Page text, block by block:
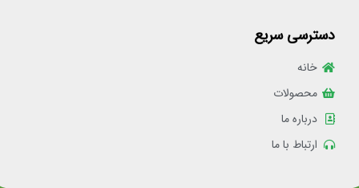
دسترسی سریع
خانه
محصولات
درباره ما
ارتباط با ما